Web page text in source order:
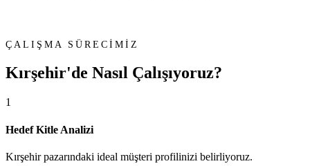
ÇALIŞMA SÜRECİMİZ
Kırşehir'de Nasıl Çalışıyoruz?
1
Hedef Kitle Analizi
Kırşehir pazarındaki ideal müşteri profilinizi belirliyoruz.